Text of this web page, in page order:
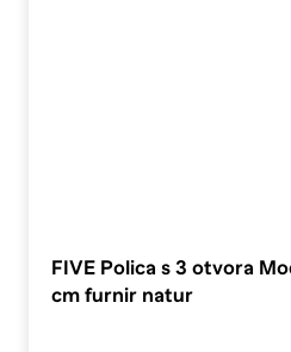
FIVE Polica s 3 otvora
cm furnir natur